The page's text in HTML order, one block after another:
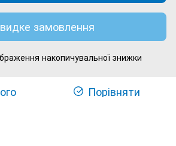
замовлення
накопичувальної знижки
Порівняти